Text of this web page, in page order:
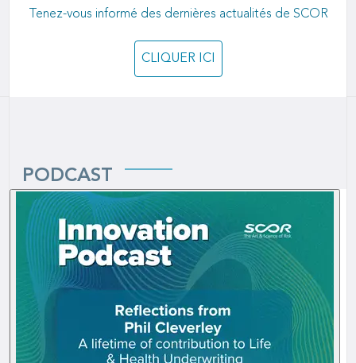
Tenez-vous informé des dernières actualités de SCOR
CLIQUER ICI
PODCAST